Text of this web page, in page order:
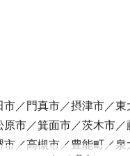
す。
ますので様々なご要望に対
納得いただけるまで打ち合
市 門真市 摂津市 東
原市 箕面市 茨木市
市 高槻市 豊能町 泉